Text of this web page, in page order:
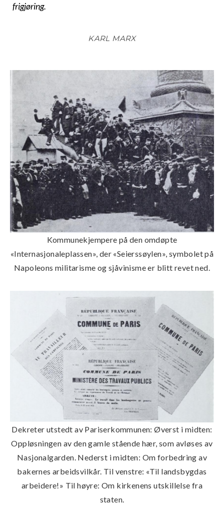
frigjø­ring.
KARL MARX
Kommunekjempere på den omdøpte
«Internasjonaleplassen», der «Seierssøylen», symbolet på
Napoleons militarisme og sjåvinisme er blitt revet ned.
Dekreter utstedt av Pariserkommunen: Øverst i midten:
Oppløsningen av den gamle stående hær, som avløses av
Nasjonalgarden. Nederst i midten: Om forbedring av
bakernes arbeidsvilkår. Til venstre: «Til landsbygdas
arbeidere!» Til høyre: Om kirkenens utskillelse fra
staten.